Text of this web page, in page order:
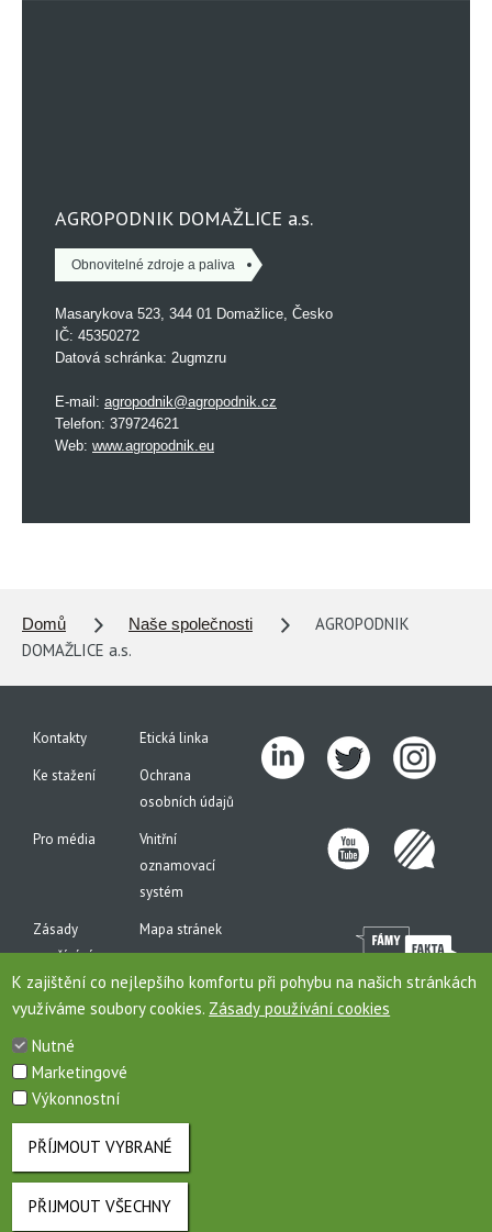
AGROPODNIK DOMAŽLICE a.s.
Obnovitelné zdroje a paliva
Masarykova 523, 344 01 Domažlice, Česko
IČ: 45350272
Datová schránka: 2ugmzru
E-mail: agropodnik@agropodnik.cz
Telefon: 379724621
Web: www.agropodnik.eu
Domů Naše společnosti
AGROPODNIK
DOMAŽLICE a.s.
Kontakty
Etická linka
Ke stažení
Ochrana
osobních údajů
Pro média
Vnitřní
oznamovací
systém
Zásady
používání
cookies
Mapa stránek
Toto jsou internetové stránky společnosti AGROFERT, a.s., IČO 26185610, se sídlem na
adrese Pyšelská 2327/2, Chodov, 149 00 Praha 4, zapsané v obchodním rejstříku pod
K zajištění co nejlepšího komfortu při pohybu na našich stránkách
využíváme soubory cookies. Zásady používání cookies
Nutné
Marketingové
Výkonnostní
PŘÍJMOUT VYBRANÉ
PŘIJMOUT VŠECHNY